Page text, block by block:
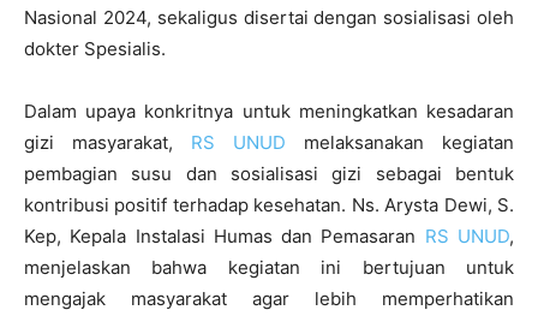
Nasional 2024, sekaligus disertai dengan sosialisasi oleh
dokter Spesialis.
Dalam upaya konkritnya untuk meningkatkan kesadaran
gizi masyarakat, RS UNUD melaksanakan kegiatan
pembagian susu dan sosialisasi gizi sebagai bentuk
kontribusi positif terhadap kesehatan. Ns. Arysta Dewi, S.
Kep, Kepala Instalasi Humas dan Pemasaran RS UNUD,
menjelaskan bahwa kegiatan ini bertujuan untuk
mengajak masyarakat agar lebih memperhatikan